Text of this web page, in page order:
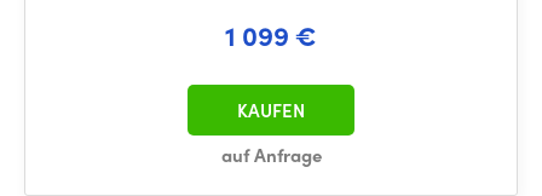
1 099 €
auf Anfrage
KAUFEN